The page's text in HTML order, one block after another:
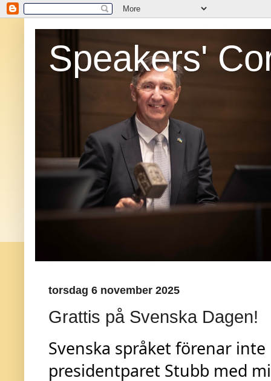
Speakers'
torsdag 6 november 2025
Grattis på Svenska Dagen!
Svenska språket förenar inte
presidentparet Stubb med